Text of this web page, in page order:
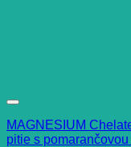
MAGNESIUM
pitie s